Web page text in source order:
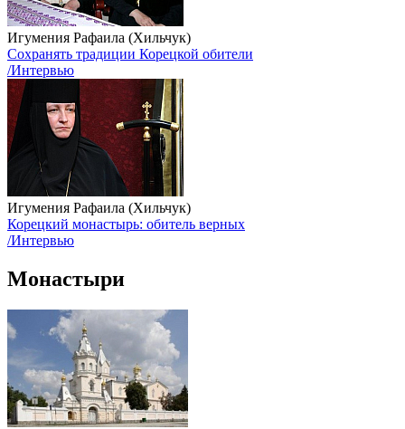
Игумения Рафаила (Хильчук)
Сохранять традиции Корецкой обители
/Интервью
Игумения Рафаила (Хильчук)
Корецкий монастырь: обитель верных
/Интервью
Монастыри